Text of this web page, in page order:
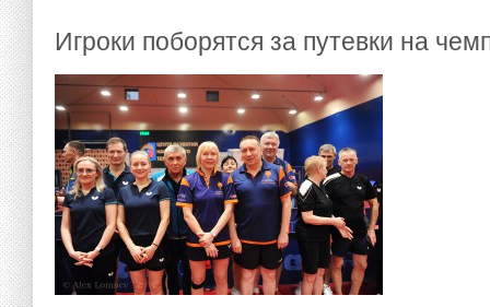
Игроки поборятся за путевки на